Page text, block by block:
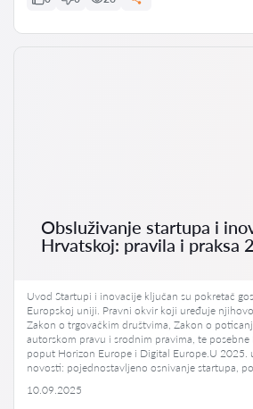
Obsluživanje startupa i
Hrvatskoj: pravila i praksa
Uvod Startupi i inovacije ključan su pokretač
Europskoj uniji. Pravni okvir koji uređuje
Zakon o trgovačkim društvima, Zakon o
autorskom pravu i srodnim pravima, te posebne
poput Horizon Europe i Digital Europe.U 2025.
novosti: pojednostavljeno osnivanje startupa,
10.09.2025